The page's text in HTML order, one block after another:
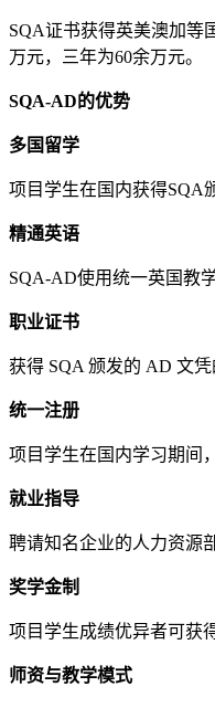
SQA证书获得英美澳加等
万元，三年为60余万元。
SQA-AD的优势
多国留学
项目学生在国内获得SQA
精通英语
SQA-AD使用统一英国教
职业证书
获得 SQA 颁发的 AD 文
统一注册
项目学生在国内学习期间
就业指导
聘请知名企业的人力资源
奖学金制
项目学生成绩优异者可获
师资与教学模式